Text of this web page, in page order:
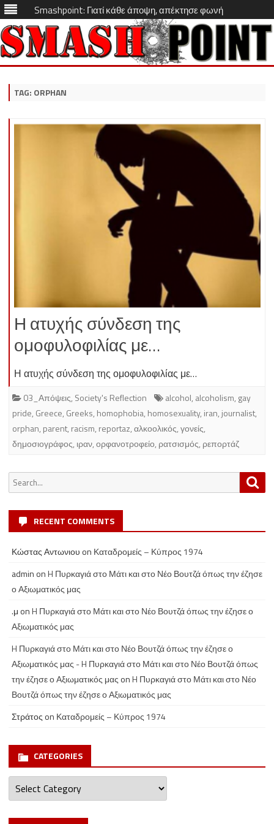
Smashpoint: Γιατί κάθε άποψη, απέκτησε φωνή
Skip
TAG: ORPHAN
Η ατυχής σύνδεση της
ομοφυλοφιλίας με…
Η ατυχής σύνδεση της ομοφυλοφιλίας με…
03_Απόψεις, Society's Reflection alcohol, alcoholism, gay
pride, Greece, Greeks, homophobia, homosexuality, iran, journalist,
orphan, parent, racism, reportaz,αλκοολικός,γονείς,
δημοσιογράφος, ιραν,ορφανοτροφείο, ρατσισμός, ρεπορτάζ
Search
for:
RECENT COMMENTS
Κώστας Αντωνιου on Καταδρομείς – Κύπρος 1974
admin onH Πυρκαγιά στο Μάτι και στο Νέο Βουτζά όπως την έζησε
ο Αξιωματικός μας
.μ onH Πυρκαγιά στο Μάτι και στο Νέο Βουτζά όπως την έζησε ο
Αξιωματικός μας
H Πυρκαγιά στο Μάτι και στο Νέο Βουτζά όπως την έζησε ο
Αξιωματικός μας - H Πυρκαγιά στο Μάτι και στο Νέο Βουτζά όπως
την έζησε ο Αξιωματικός μαςonH Πυρκαγιά στο Μάτι και στο Νέο
Βουτζά όπως την έζησε ο Αξιωματικός μας
Στράτοςon Καταδρομείς – Κύπρος 1974
CATEGORIES
Categories